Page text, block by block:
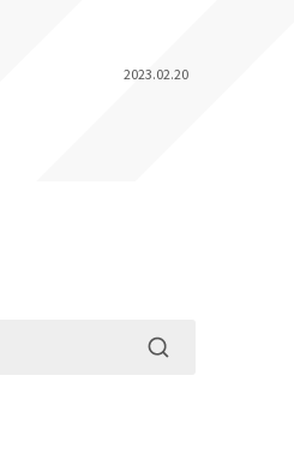
2023.02.20